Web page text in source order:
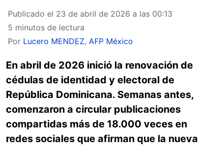
Publicado el 23 de abril de 2026 a las 00:13
5 minutos de lectura
Por Lucero MENDEZ, AFP México
En abril de 2026 inició la renovación de
cédulas de identidad y electoral de
República Dominicana. Semanas antes,
comenzaron a circular publicaciones
compartidas más de 18.000 veces en
redes sociales que afirman que la nueva